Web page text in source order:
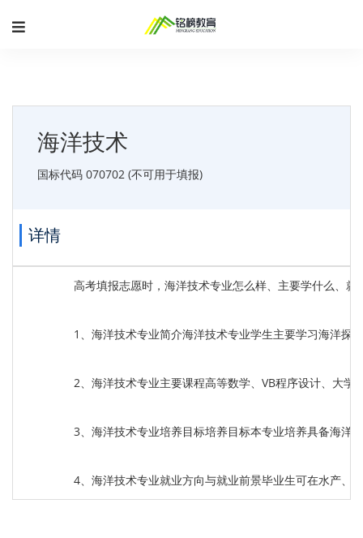
海洋技术
国标代码 070702 (不可用于填报)
详情
高考填报志愿时，海洋技术专业怎么样、主要学什么、
1、海洋技术专业简介海洋技术专业学生主要学习海洋探
2、海洋技术专业主要课程高等数学、VB程序设计、大
3、海洋技术专业培养目标培养目标本专业培养具备海洋
4、海洋技术专业就业方向与就业前景毕业生可在水产、